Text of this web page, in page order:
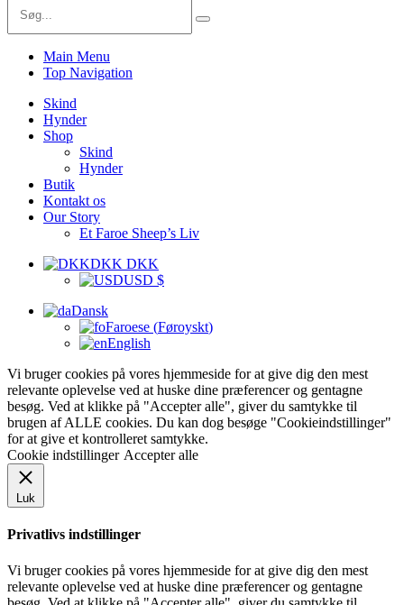
Main Menu
Top Navigation
Skind
Hynder
Shop
Skind
Hynder
Butik
Kontakt os
Our Story
Et Faroe Sheep’s Liv
DKK DKK
USD $
Dansk
Faroese (Føroyskt)
English
Vi bruger cookies på vores hjemmeside for at give dig den mest
relevante oplevelse ved at huske dine præferencer og gentagne
besøg. Ved at klikke på "Accepter alle", giver du samtykke til
brugen af ALLE cookies. Du kan dog besøge "Cookieindstillinger"
for at give et kontrolleret samtykke.
Cookie indstillinger Accepter alle
Luk
Privatlivs indstillinger
Vi bruger cookies på vores hjemmeside for at give dig den mest
relevante oplevelse ved at huske dine præferencer og gentagne